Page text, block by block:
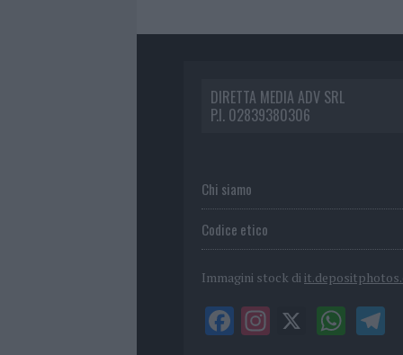
DIRETTA MEDIA ADV SRL
P.I. 02839380306
Chi siamo
Codice etico
Immagini stock di